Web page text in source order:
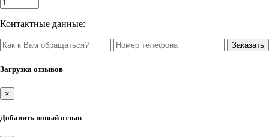
Контактные данные:
Загрузка отзывов
×
Добавить новый отзыв